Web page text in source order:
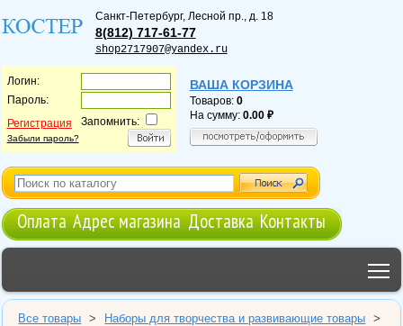
Санкт-Петербург, Лесной пр., д. 18
8(812) 717-61-77
shop2717907@yandex.ru
Логин:
Пароль:
Регистрация
Забыли пароль?
Запомнить:
ВАША КОРЗИНА
Товаров: 0
На сумму: 0.00
Оплата Адрес магазина Доставка Контакты
Все товары > Наборы для творчества и развивающие товары
>